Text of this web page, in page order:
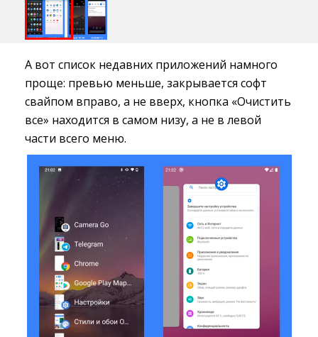
А вот список недавних приложений намного
проще: превью меньше, закрывается софт
свайпом вправо, а не вверх, кнопка «Очистить
все» находится в самом низу, а не в левой
части всего меню.